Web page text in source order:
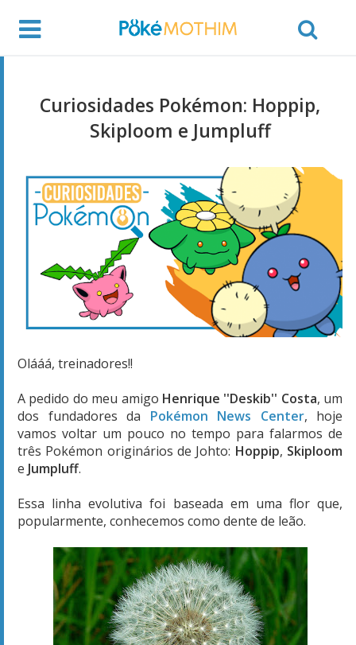
Curiosidades Pokémon: Hoppip,
Skiploom e Jumpluff
Olááá, treinadores!!
A pedido do meu amigo Henrique ''Deskib'' Costa, um
dos fundadores da Pokémon News Center, hoje
vamos voltar um pouco no tempo para falarmos de
três Pokémon originários de Johto: Hoppip, Skiploom
e Jumpluff.
Essa linha evolutiva foi baseada em uma flor que,
popularmente, conhecemos como dente de leão.